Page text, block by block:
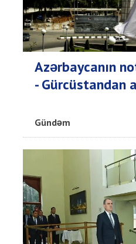
Azərbaycanın
- Gürcüstandan
Gündəm